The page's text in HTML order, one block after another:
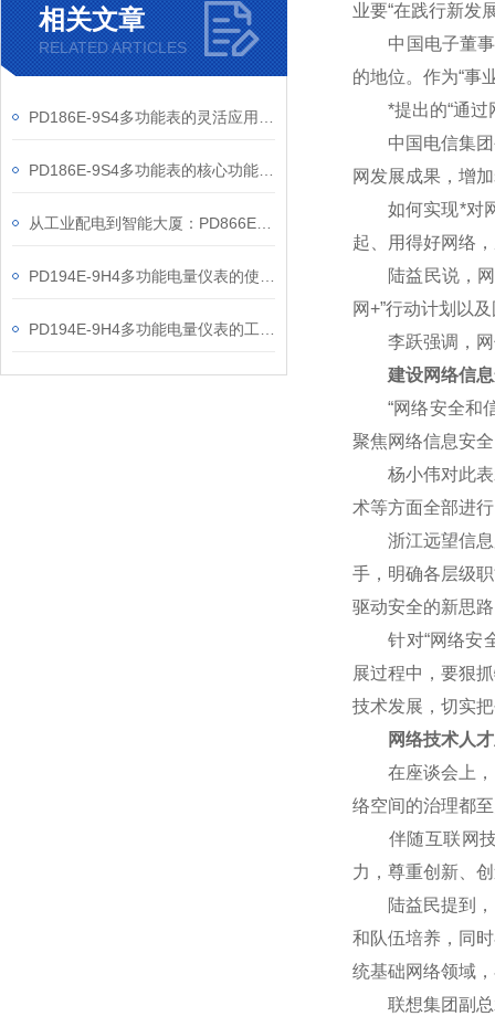
相关文章
RELATED ARTICLES
业要“在践行新发
中国电子董事长
的地位。作为“事
*提出的“通过网
中国电信集团公
网发展成果，增
如何实现*对网
起、用得好网络
陆益民说，网
网+”行动计划以
李跃强调，网
建设网络信息
“网络安全和信
聚焦网络信息安
杨小伟对此表示
术等方面全部进
浙江远望信息股
手，明确各层级
驱动安全的新思
针对“网络安全
展过程中，要狠
技术发展，切实
网络技术人才
在座谈会上，网
络空间的治理都
伴随互联网技
力，尊重创新、
陆益民提到，
和队伍培养，同
统基础网络领域
联想集团副总裁